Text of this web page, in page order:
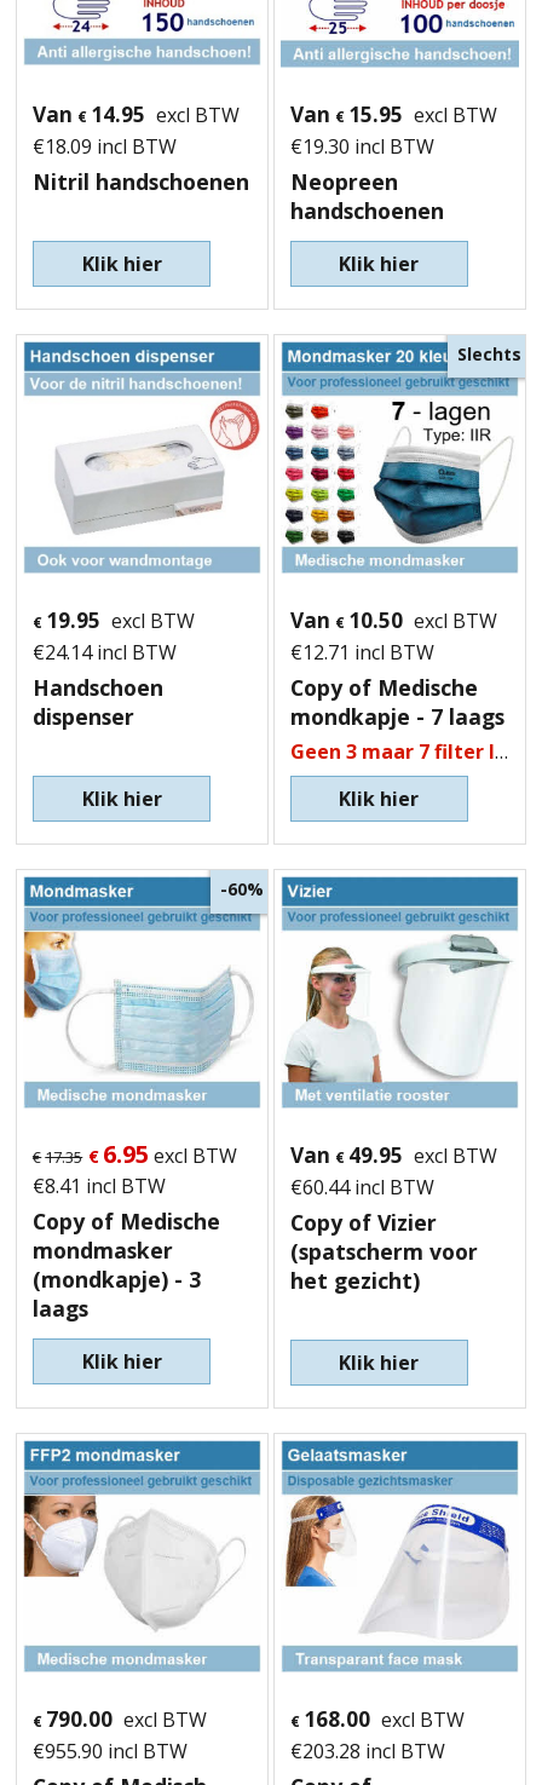
Van € 14.95 excl BTW
€18.09 incl BTW
Nitril handschoenen
Klik hier
Van € 15.95 excl BTW
€19.30 incl BTW
Neopreen
handschoenen
Klik hier
€ 19.95 excl BTW
€24.14 incl BTW
Handschoen
dispenser
Klik hier
Slechts
Van € 10.50 excl BTW
€12.71 incl BTW
Copy of Medische
mondkapje - 7 laags
Geen 3 maar 7 filter lagen!
Klik hier
-60%
€17.35 € 6.95 excl BTW
€8.41 incl BTW
Copy of Medische
mondmasker
(mondkapje) - 3
laags
Klik hier
Van € 49.95 excl BTW
€60.44 incl BTW
Copy of Vizier
(spatscherm voor
het gezicht)
Klik hier
€ 790.00 excl BTW
€955.90 incl BTW
€ 168.00 excl BTW
€203.28 incl BTW